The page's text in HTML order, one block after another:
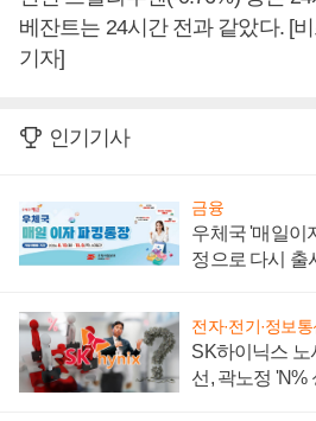
베잔트는 24시간 전과 같았다. [
기자]
인기기사
금융
우체국 '매일이
정으로 다시 출
전자·전기·정보통
SK하이닉스 노
선, 곽노정 'N%